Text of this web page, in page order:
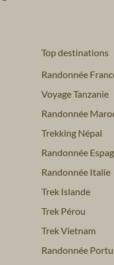
Top destinations
Randonnée
Voyage Tanzanie
Randonnée
Trekking Népal
Randonnée
Randonnée Italie
Trek Islande
Trek Pérou
Trek Vietnam
Randonnée